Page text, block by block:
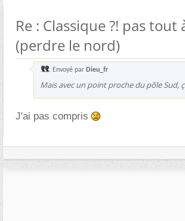
Re : Classique ?! pas tout
(perdre le nord)
Envoyé par Dieu_fr
Mais avec un point proche du pôle Sud,
J'ai pas compris